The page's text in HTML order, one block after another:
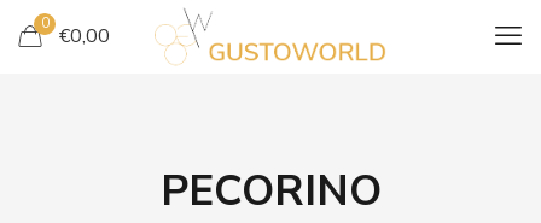
0 €0,00
PECORINO